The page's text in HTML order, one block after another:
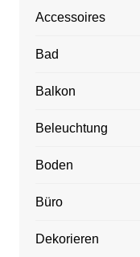
Accessoires
Bad
Balkon
Beleuchtung
Boden
Büro
Dekorieren